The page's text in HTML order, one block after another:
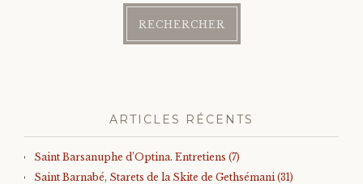
ARTICLES RÉCENTS
Saint Barsanuphe d’Optina. Entretiens (7)
Saint Barnabé, Starets de la Skite de Gethsémani (31)